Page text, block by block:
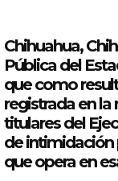
c
t
o
r
d
e
a
Chihuahua,
Pública del
que como
registrada en la
titulares del
de intimidación
que opera en